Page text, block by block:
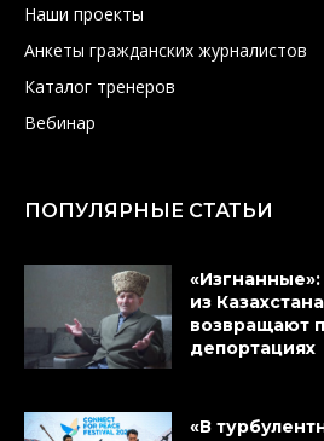
Наши проекты
Анкеты гражданских журналистов
Каталог тренеров
Вебинар
ПОПУЛЯРНЫЕ СТАТЬИ
из
возвращают
депортациях
«В